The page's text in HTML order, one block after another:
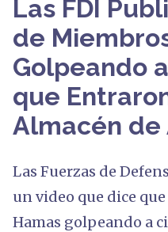
Las FDI
de
Golpeando
que
Almacén de
Las Fuerzas de
un video que dice
Hamas golpeando a